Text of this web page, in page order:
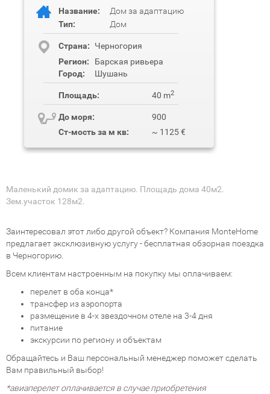
Название:
Дом за адаптацию
Тип:
Дом
Cтрана:
Черногория
Регион:
Барская ривьера
Город:
Шушань
Площадь: 40 m2
До моря:
900
Ст-мость за м кв:
~ 1125 €
Маленький домик за адаптацию. Площадь дома 40м2.
Зем.участок 128м2.
Заинтересовал этот либо другой объект? Компания MonteHome
предлагает эксклюзивную услугу - бесплатная обзорная поездка
в Черногорию.
Всем клиентам настроенным на покупку мы оплачиваем:
перелет в оба конца*
трансфер из аэропорта
размещение в 4-х звездочном отеле на 3-4 дня
питание
экскурсии по региону и объектам
Обращайтесь и Ваш персональный менеджер поможет сделать
Вам правильный выбор!
*авиаперелет оплачивается в случае приобретения